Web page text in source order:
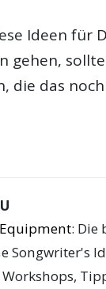
Ideen für
gehen,
die das
: Die
Songwriter's
Workshops,